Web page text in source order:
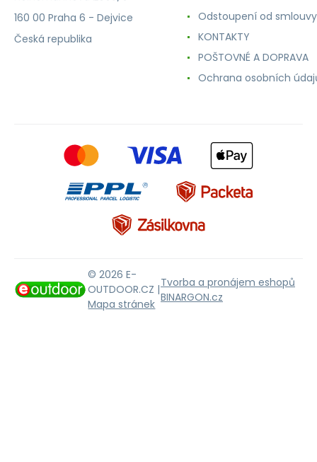
160 00 Praha 6 - Dejvice
Česká republika
Odstoupení od smlouvy
KONTAKTY
POŠTOVNÉ A DOPRAVA
Ochrana osobních
© 2026 E-
OUTDOOR.CZ |
Mapa stránek
Tvorba a pronájem eshopů
BINARGON.cz